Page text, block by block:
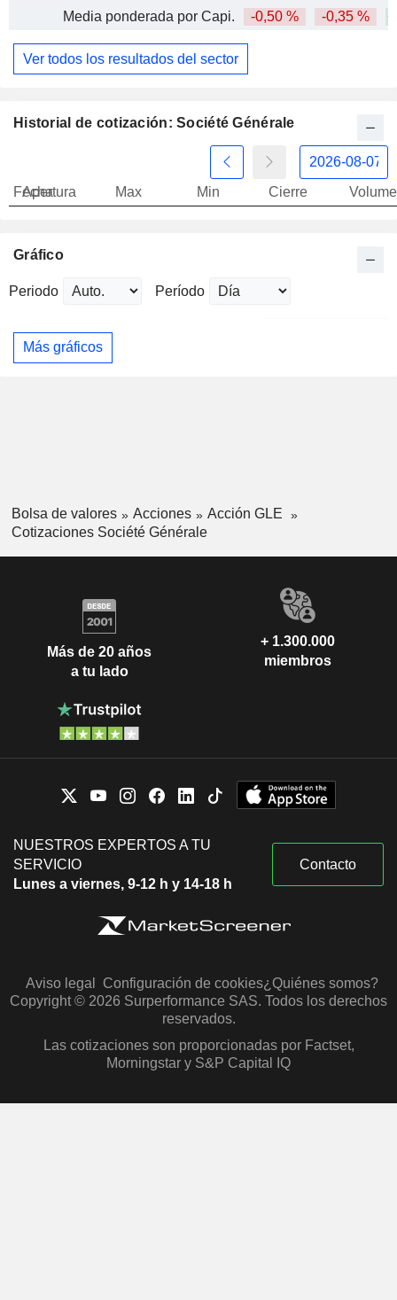
Media ponderada por Capi. -0,50 % -0,35 %
Ver todos los resultados del sector
Historial de cotización: Société Générale
Fecha
Apertura Max Min Cierre
Gráfico
Periodo Período
Más gráficos
Bolsa de valores Acciones
Acción GLE
Cotizaciones Société Générale
Más de 20 años
a tu lado
+ 1.300.000
miembros
NUESTROS EXPERTOS A TU
SERVICIO
Lunes a viernes, 9-12 h y 14-18 h
Contacto
Aviso legal Configuración de cookies¿Quiénes somos?
Copyright © 2026 Surperformance SAS. Todos los derechos
reservados.
Las cotizaciones son proporcionadas por Factset,
Morningstar y S&P Capital IQ